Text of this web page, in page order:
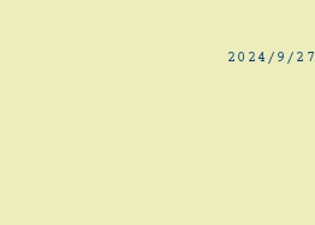
2024/9/27